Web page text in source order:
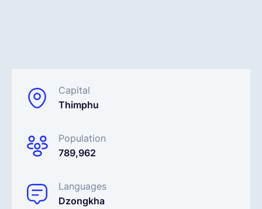
Capital
Thimphu
Population
789,962
Languages
Dzongkha
Demander une démo
Contractor Management